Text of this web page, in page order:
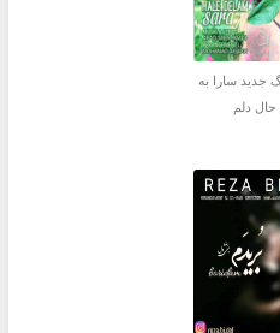
جدید سارا به
حال دلم